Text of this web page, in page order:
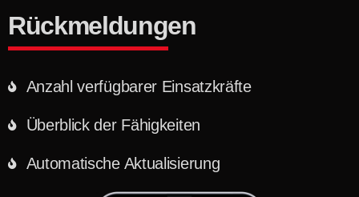
Rückmeldungen
Anzahl verfügbarer Einsatzkräfte
Überblick der Fähigkeiten
Automatische Aktualisierung